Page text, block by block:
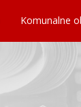
Komunalne